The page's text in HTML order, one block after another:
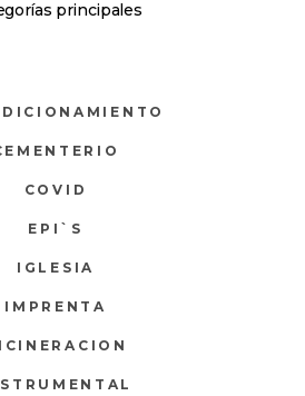
principales
COVID
EPI`S
IGLESIA
IMPRENTA